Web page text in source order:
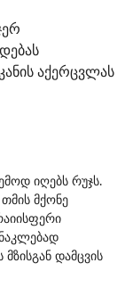
აქერცვლას
იღებს რუჯს.
მქონე
ნაკლებად
დამცვის